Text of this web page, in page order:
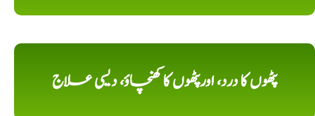
پٹھوں کا درد، اورپٹھوں کا کھنچاؤ، دیسی علاج